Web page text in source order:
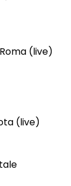
(live)
(live)